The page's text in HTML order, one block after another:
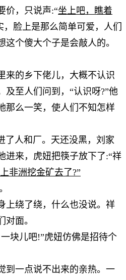
价，只说声:“坐上吧，瞧着
脸上是那么简单可爱，人们
个傻大个子是会敲人的。
来的乡下佬儿，大概不认识
至人们问到， “认识呀?”他
那么一笑，使人们不知怎样
了人和厂。天还没黑，刘家
进来，虎妞把筷子放下了:“祥
非洲挖金矿去了?”
上绕了绕，什么也没说。祥
对面。
块儿吧!”虎妞仿佛是招待个
到一点说不出来的亲热。一